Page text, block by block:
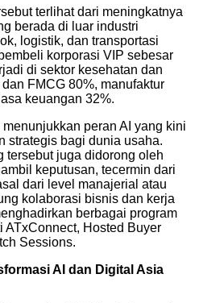
terlihat dari meningkatnya
berada di luar industri
logistik, dan transportasi
korporasi VIP sebesar
di sektor kesehatan dan
FMCG 80%, manufaktur
keuangan 32%.
peran AI yang kini
strategis bagi dunia usaha.
tersebut juga didorong oleh
keputusan, tecermin dari
dari level manajerial atau
kolaborasi bisnis dan kerja
berbagai program
ATxConnect, Hosted Buyer
Sessions.
AI dan Digital Asia